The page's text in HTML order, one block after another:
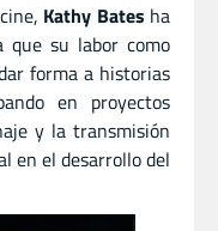
Kathy Bates ha
su labor como
forma a historias
en proyectos
y la transmisión
en el desarrollo del